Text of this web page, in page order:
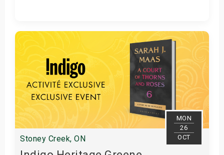
Get Tickets
MON
26
OCT
Stoney Creek, ON